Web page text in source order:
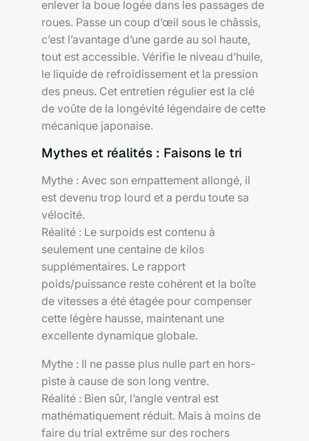
enlever la boue logée dans les passages de
roues. Passe un coup d’œil sous le châssis,
c’est l’avantage d’une garde au sol haute,
tout est accessible. Vérifie le niveau d’huile,
le liquide de refroidissement et la pression
des pneus. Cet entretien régulier est la clé
de voûte de la longévité légendaire de cette
mécanique japonaise.
Mythes et réalités : Faisons le tri
Mythe : Avec son empattement allongé, il
est devenu trop lourd et a perdu toute sa
vélocité.
Réalité : Le surpoids est contenu à
seulement une centaine de kilos
supplémentaires. Le rapport
poids/puissance reste cohérent et la boîte
de vitesses a été étagée pour compenser
cette légère hausse, maintenant une
excellente dynamique globale.
Mythe : Il ne passe plus nulle part en hors-
piste à cause de son long ventre.
Réalité : Bien sûr, l’angle ventral est
mathématiquement réduit. Mais à moins de
faire du trial extrême sur des rochers